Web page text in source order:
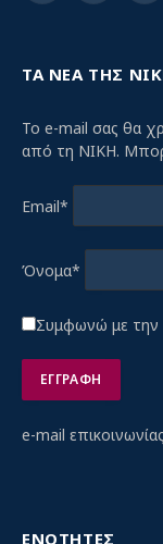
ΤΑ ΝΕΑ ΤΗΣ
Το e-mail σας θα
από τη ΝΙΚΗ.
Email*
Όνομα*
Συμφωνώ με την
e-mail
ΕΝΟΤΗΤΕΣ